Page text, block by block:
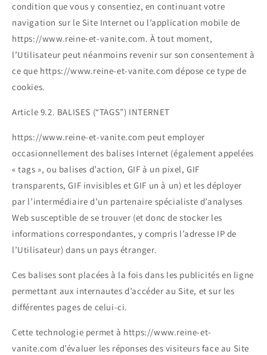
condition que vous y consentiez, en continuant votre
navigation sur le Site Internet ou l’application mobile de
https://www.reine-et-vanite.com. À tout moment,
l’Utilisateur peut néanmoins revenir sur son consentement à
ce que https://www.reine-et-vanite.com dépose ce type de
cookies.
Article 9.2. BALISES (“TAGS”) INTERNET
https://www.reine-et-vanite.com peut employer
occasionnellement des balises Internet (également appelées
« tags », ou balises d’action, GIF à un pixel, GIF
transparents, GIF invisibles et GIF un à un) et les déployer
par l’intermédiaire d’un partenaire spécialiste d’analyses
Web susceptible de se trouver (et donc de stocker les
informations correspondantes, y compris l’adresse IP de
l’Utilisateur) dans un pays étranger.
Ces balises sont placées à la fois dans les publicités en ligne
permettant aux internautes d’accéder au Site, et sur les
différentes pages de celui-ci.
Cette technologie permet à https://www.reine-et-
vanite.com d’évaluer les réponses des visiteurs face au Site